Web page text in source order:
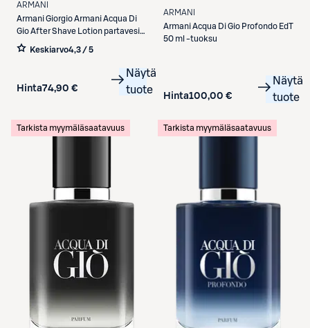
ARMANI
ArmaniGiorgio Armani Acqua Di
Gio After Shave Lotion partavesi
100 ml
Keskiarvo4,3 / 5
Hinta74,90 €
Näytä
tuote
ARMANI
ArmaniAcqua Di Gio Profondo EdT
50 ml -tuoksu
Hinta100,00 €
Näytä
tuote
Tarkista myymäläsaatavuus Tarkista myymäläsaatavuus